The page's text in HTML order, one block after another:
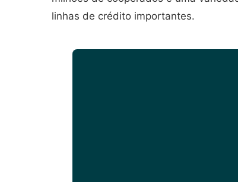
linhas de crédito importantes.